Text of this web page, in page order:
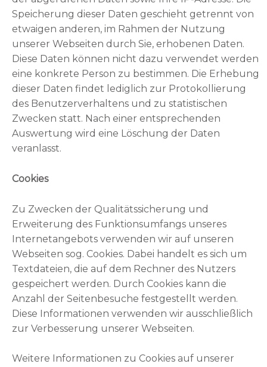
Speicherung dieser Daten geschieht getrennt von
etwaigen anderen, im Rahmen der Nutzung
unserer Webseiten durch Sie, erhobenen Daten.
Diese Daten können nicht dazu verwendet werden
eine konkrete Person zu bestimmen. Die Erhebung
dieser Daten findet lediglich zur Protokollierung
des Benutzerverhaltens und zu statistischen
Zwecken statt. Nach einer entsprechenden
Auswertung wird eine Löschung der Daten
veranlasst.
Cookies
Zu Zwecken der Qualitätssicherung und
Erweiterung des Funktionsumfangs unseres
Internetangebots verwenden wir auf unseren
Webseiten sog. Cookies. Dabei handelt es sich um
Textdateien, die auf dem Rechner des Nutzers
gespeichert werden. Durch Cookies kann die
Anzahl der Seitenbesuche festgestellt werden.
Diese Informationen verwenden wir ausschließlich
zur Verbesserung unserer Webseiten.
Weitere Informationen zu Cookies auf unserer